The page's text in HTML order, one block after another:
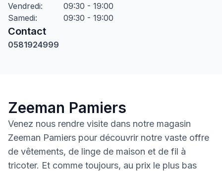
Vendredi:
09:30 - 19:00
Samedi: 09:30 - 19:00
Contact
0581924999
Zeeman Pamiers
Venez nous rendre visite dans notre magasin
Zeeman Pamiers pour découvrir notre vaste offre
de vêtements, de linge de maison et de fil à
tricoter. Et comme toujours, au prix le plus bas